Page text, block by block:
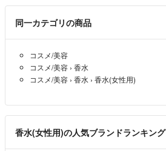
同一カテゴリの商品
コスメ/美容
コスメ/美容 › 香水
コスメ/美容 › 香水 › 香水(女性用)
香水(女性用)の人気ブランドランキング